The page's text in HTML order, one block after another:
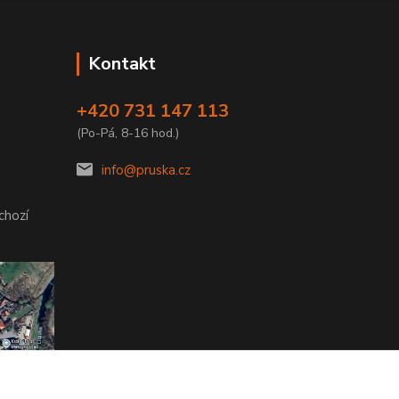
Kontakt
+420 731 147 113
(Po-Pá, 8-16 hod.)
info@pruska.cz